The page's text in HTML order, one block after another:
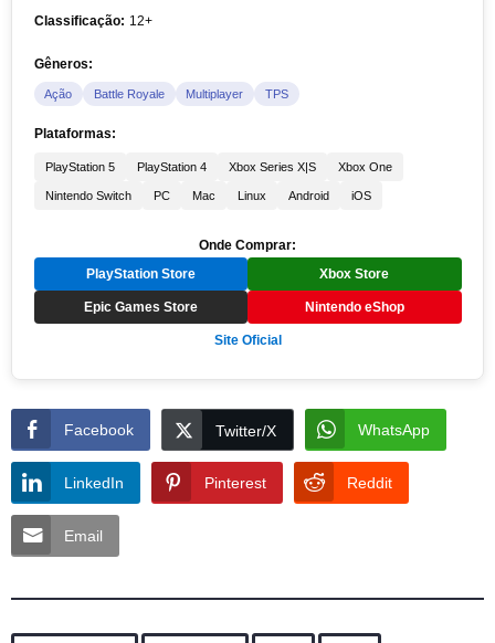
Classificação: 12+
Gêneros:
Ação Battle Royale Multiplayer TPS
Plataformas:
PlayStation 5 PlayStation 4 Xbox Series X|S Xbox One
Nintendo Switch PC Mac Linux Android iOS
Onde Comprar:
PlayStation Store Xbox Store
Epic Games Store Nintendo eShop
Site Oficial
Facebook Twitter/X WhatsApp
LinkedIn Pinterest Reddit
Email